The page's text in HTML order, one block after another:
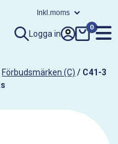
Logga in
0
Förbudsmärken (C) / C41-3